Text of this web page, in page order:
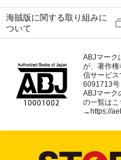
海賊版に関する取り組みに
ついて
ABJマーク
が、著作
信サービ
6091713号
ABJマーク
の一覧はこ
→ https://